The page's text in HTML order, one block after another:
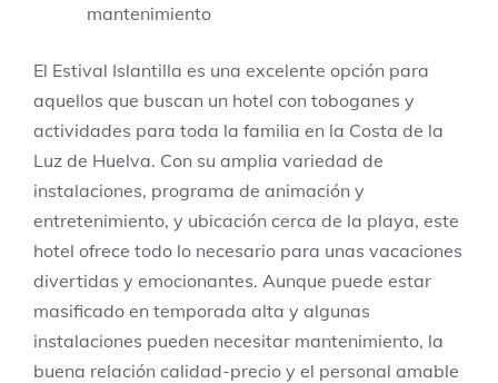
mantenimiento
El Estival Islantilla es una excelente opción para
aquellos que buscan un hotel con toboganes y
actividades para toda la familia en la Costa de la
Luz de Huelva. Con su amplia variedad de
instalaciones, programa de animación y
entretenimiento, y ubicación cerca de la playa, este
hotel ofrece todo lo necesario para unas vacaciones
divertidas y emocionantes. Aunque puede estar
masificado en temporada alta y algunas
instalaciones pueden necesitar mantenimiento, la
buena relación calidad-precio y el personal amable